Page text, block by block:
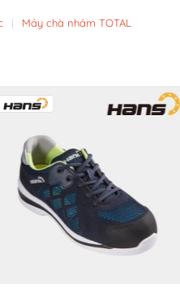
| Máy chà nhám TOTAL